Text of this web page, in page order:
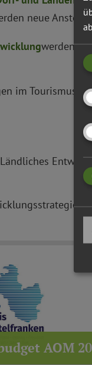
neue
werden
im Tourismus
AOM